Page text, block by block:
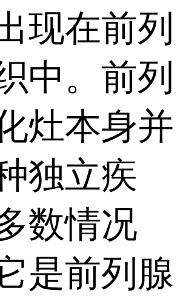
现在前列
中。前列
灶本身并
独立疾
数情况
是前列腺